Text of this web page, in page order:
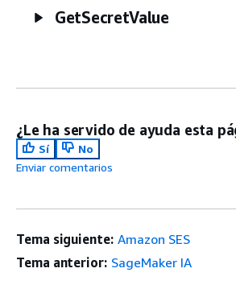
GetSecretValue
¿Le ha servido de ayuda esta
Sí
No
Enviar comentarios
Tema siguiente: Amazon SES
Tema anterior: SageMaker IA